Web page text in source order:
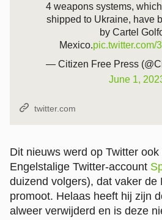
4 weapons systems,
shipped to Ukraine, have
by Cartel
Mexico.pic.twitter.com/
— Citizen Free Press
June 1,
Bron:
twitter.com
Dit nieuws werd op Twitter
Engelstalige Twitter-account
duizend volgers), dat vaker de
promoot. Helaas heeft hij zijn
alweer verwijderd en is deze